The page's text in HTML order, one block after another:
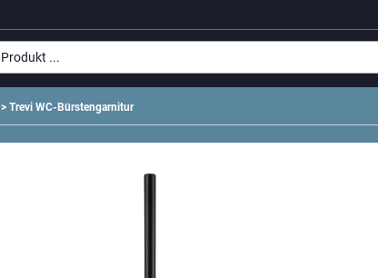
> Trevi WC-Bürstengarnitur